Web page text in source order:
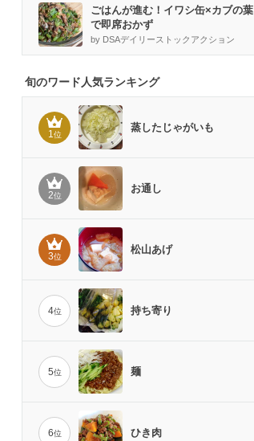
ごはんが進む！イワシ缶×カブの葉
で即席おかず
by DSAデイリーストックアクション
旬のワード人気ランキング
1位
蒸したじゃがいも
2位
お通し
3位
松山あげ
4位 持ち寄り
5位 麺
6位 ひき肉